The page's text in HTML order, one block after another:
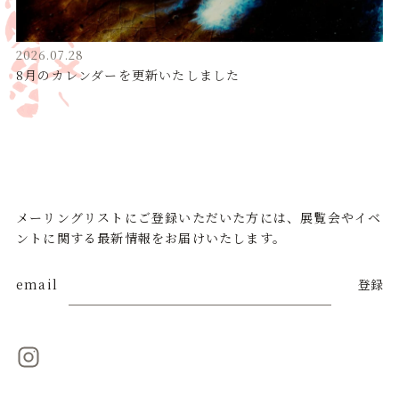
2026.07.28
8月のカレンダーを更新いたしました
メーリングリストにご登録いただいた方には、展覧会やイベ
ントに関する最新情報をお届けいたします。
email 登録